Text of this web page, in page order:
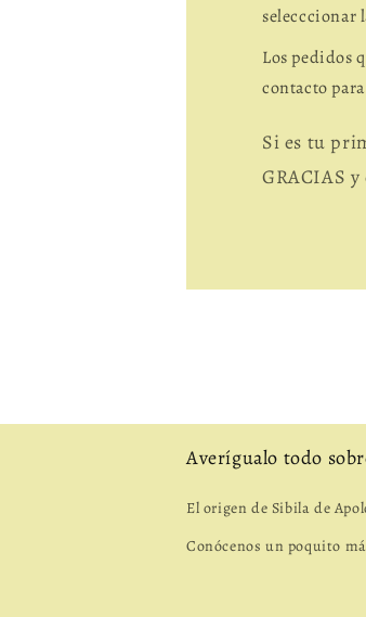
selecccionar
Los pedidos
contacto
Si es tu
GRACIAS
Averígualo todo
El origen de Sibila de
Conócenos un poquito